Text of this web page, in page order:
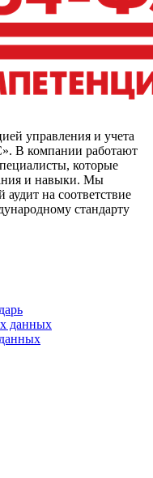
управления и учета
В компании работают
которые
и навыки. Мы
на соответствие
стандарту
данных